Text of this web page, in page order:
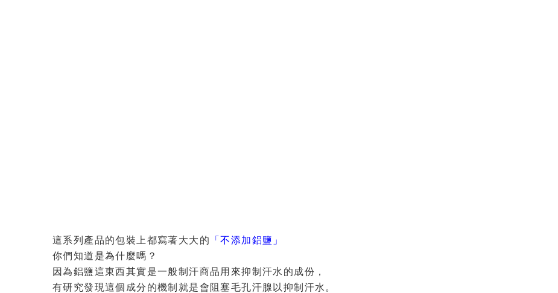
這系列產品的包裝上都寫著大大的
「不添加鋁鹽」
你們知道是為什麼嗎？
因為鋁鹽這東西其實是一般制汗商品用來抑制汗水的成份，
有研究發現這個成分的機制就是會阻塞毛孔汗腺以抑制汗水。